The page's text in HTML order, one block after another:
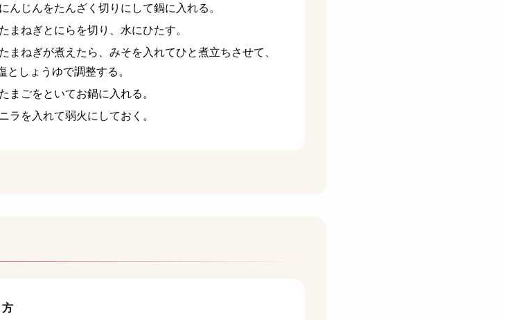
にんじんをたんざく切りにして鍋に入れる。
たまねぎとにらを切り、水にひたす。
たまねぎが煮えたら、みそを入れてひと煮立ちさせて、
としょうゆで調整する。
たまごをといてお鍋に入れる。
ニラを入れて弱火にしておく。
方